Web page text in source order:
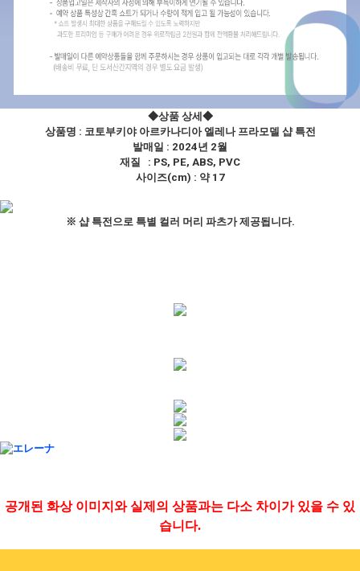
◆상품 상세◆
상품명 : 코토부키야 아르카나디아 엘레나 프라모델 샵 특전
발매일 : 2024년 2월
재질 : PS, PE, ABS, PVC
사이즈(cm) : 약 17
※ 샵 특전으로 특별 컬러 머리 파츠가 제공됩니다.
공개된 화상 이미지와 실제의 상품과는 다소 차이가 있을 수 있
습니다.